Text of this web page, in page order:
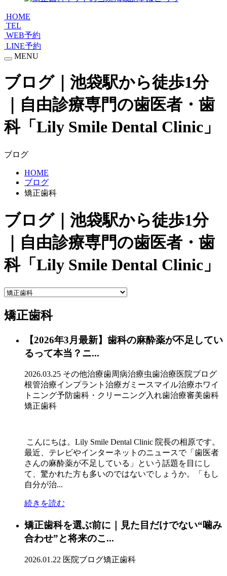
HOME
TEL
WEB予約
LINE予約
MENU
ブログ｜池袋駅から徒歩1分
｜自由診療専門の歯医者・歯
科「Lily Smile Dental Clinic」
ブログ
HOME
ブログ
矯正歯科
ブログ｜池袋駅から徒歩1分
｜自由診療専門の歯医者・歯
科「Lily Smile Dental Clinic」
矯正歯科
【2026年3月最新】歯科の麻酔薬が不足してい
るって本当？ニ...
2026.03.25 その他治療歯周病治療虫歯治療医院ブログ
根管治療インプラント治療ガミースマイル治療ホワイ
トニング予防歯科・クリーニング入れ歯治療審美歯科
矯正歯科
こんにちは。Lily Smile Dental Clinic 院長の相原です。
最近、テレビやインターネットのニュースで「歯医者
さんの麻酔薬が不足している」という話題を目にし
て、驚かれた方も多いのではないでしょうか。「もし
自分が治...
続きを読む
矯正歯科を選ぶ前に｜見た目だけでない“噛み
合わせ”と将来のこ...
2026.01.22 医院ブログ矯正歯科